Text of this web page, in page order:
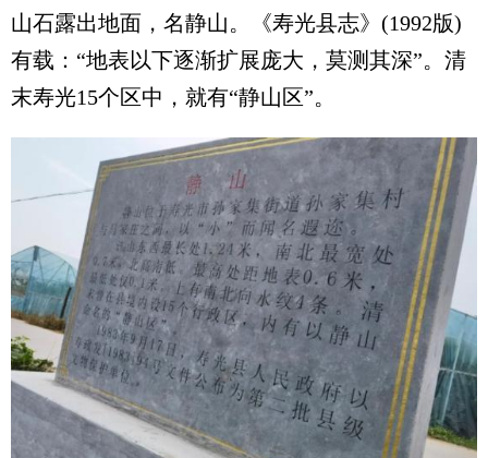
山石露出地面，名静山。《寿光县志》(1992版)
有载：“地表以下逐渐扩展庞大，莫测其深”。清
末寿光15个区中，就有“静山区”。